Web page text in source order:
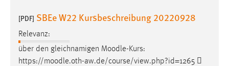
[PDF] SBEe W22 Kursbeschreibung 20220928
Relevanz:
über den gleichnamigen Moodle-Kurs:
https://moodle.oth-aw.de/course/view.php?id=1265 